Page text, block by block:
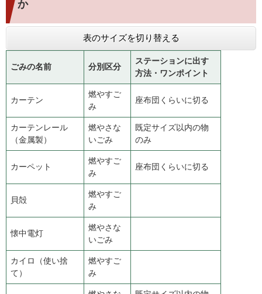
か
表のサイズを切り替える
ごみの名前 分別区分
ステーションに出す
方法・ワンポイント
カーテン
燃やすご
み
座布団くらいに切る
カーテンレール
（金属製）
燃やさな
いごみ
既定サイズ以内の物
のみ
カーペット
燃やすご
み
座布団くらいに切る
貝殻
燃やすご
み
懐中電灯
燃やさな
いごみ
カイロ（使い捨
て）
燃やすご
み